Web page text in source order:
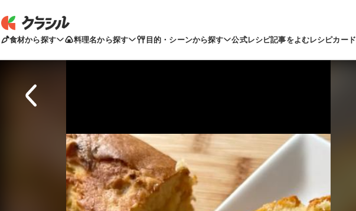
食材から探す 料理名から探す 目的・シーンから探す 公式レシピ記事をよむレシピカード